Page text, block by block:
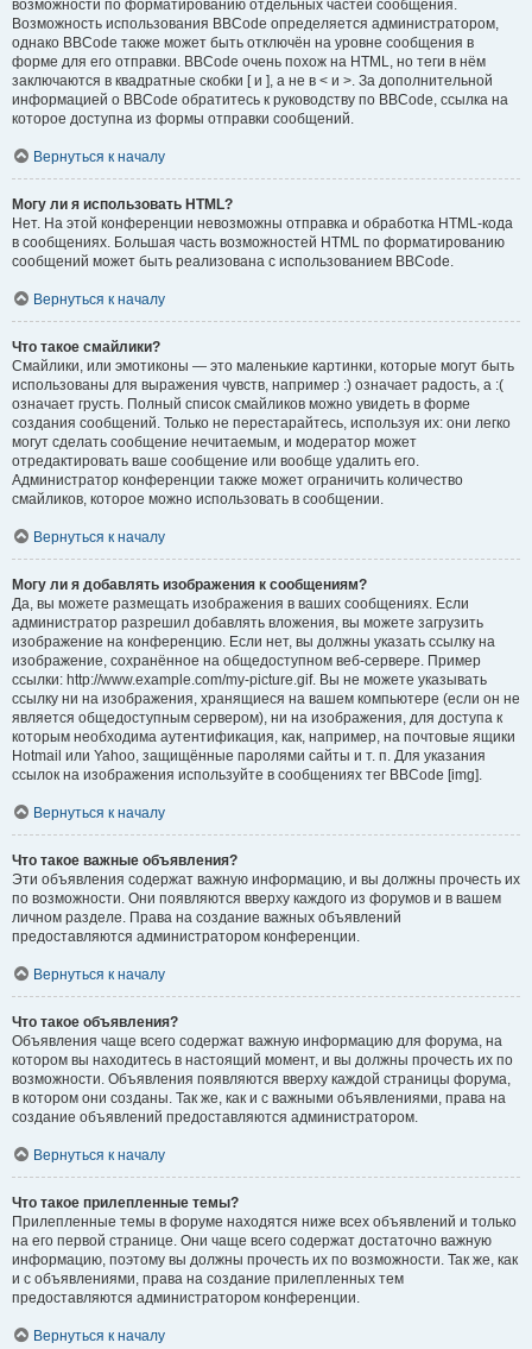
возможности по форматированию отдельных частей сообщения.
Возможность использования BBCode определяется администратором,
однако BBCode также может быть отключён на уровне сообщения в
форме для его отправки. BBCode очень похож на HTML, но теги в нём
заключаются в квадратные скобки [ и ], а не в < и >. За дополнительной
информацией о BBCode обратитесь к руководству по BBCode, ссылка на
которое доступна из формы отправки сообщений.
Вернуться к началу
Могу ли я использовать HTML?
Нет. На этой конференции невозможны отправка и обработка HTML-кода
в сообщениях. Большая часть возможностей HTML по форматированию
сообщений может быть реализована с использованием BBCode.
Вернуться к началу
Что такое смайлики?
Смайлики, или эмотиконы — это маленькие картинки, которые могут быть
использованы для выражения чувств, например :) означает радость, а :(
означает грусть. Полный список смайликов можно увидеть в форме
создания сообщений. Только не перестарайтесь, используя их: они легко
могут сделать сообщение нечитаемым, и модератор может
отредактировать ваше сообщение или вообще удалить его.
Администратор конференции также может ограничить количество
смайликов, которое можно использовать в сообщении.
Вернуться к началу
Могу ли я добавлять изображения к сообщениям?
Да, вы можете размещать изображения в ваших сообщениях. Если
администратор разрешил добавлять вложения, вы можете загрузить
изображение на конференцию. Если нет, вы должны указать ссылку на
изображение, сохранённое на общедоступном веб-сервере. Пример
ссылки: http://www.example.com/my-picture.gif. Вы не можете указывать
ссылку ни на изображения, хранящиеся на вашем компьютере (если он не
является общедоступным сервером), ни на изображения, для доступа к
которым необходима аутентификация, как, например, на почтовые ящики
Hotmail или Yahoo, защищённые паролями сайты и т. п. Для указания
ссылок на изображения используйте в сообщениях тег BBCode [img].
Вернуться к началу
Что такое важные объявления?
Эти объявления содержат важную информацию, и вы должны прочесть их
по возможности. Они появляются вверху каждого из форумов и в вашем
личном разделе. Права на создание важных объявлений
предоставляются администратором конференции.
Вернуться к началу
Что такое объявления?
Объявления чаще всего содержат важную информацию для форума, на
котором вы находитесь в настоящий момент, и вы должны прочесть их по
возможности. Объявления появляются вверху каждой страницы форума,
в котором они созданы. Так же, как и с важными объявлениями, права на
создание объявлений предоставляются администратором.
Вернуться к началу
Что такое прилепленные темы?
Прилепленные темы в форуме находятся ниже всех объявлений и только
на его первой странице. Они чаще всего содержат достаточно важную
информацию, поэтому вы должны прочесть их по возможности. Так же, как
и с объявлениями, права на создание прилепленных тем
предоставляются администратором конференции.
Вернуться к началу